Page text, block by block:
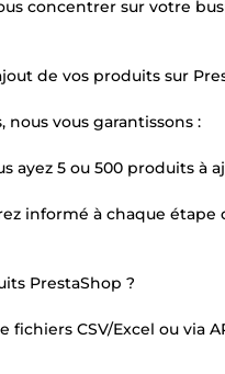
concentrer sur votre
de vos produits sur
vous garantissons :
ayez 5 ou 500 produits
informé à chaque
PrestaShop ?
CSV/Excel ou via